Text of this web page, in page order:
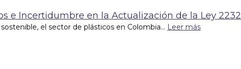
e Incertidumbre en la Actualización de la Ley 2232
el sector de plásticos en Colombia... Leer más